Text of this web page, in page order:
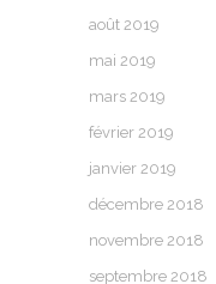
août 2019
mai 2019
mars 2019
février 2019
janvier 2019
décembre 2018
novembre 2018
septembre 2018